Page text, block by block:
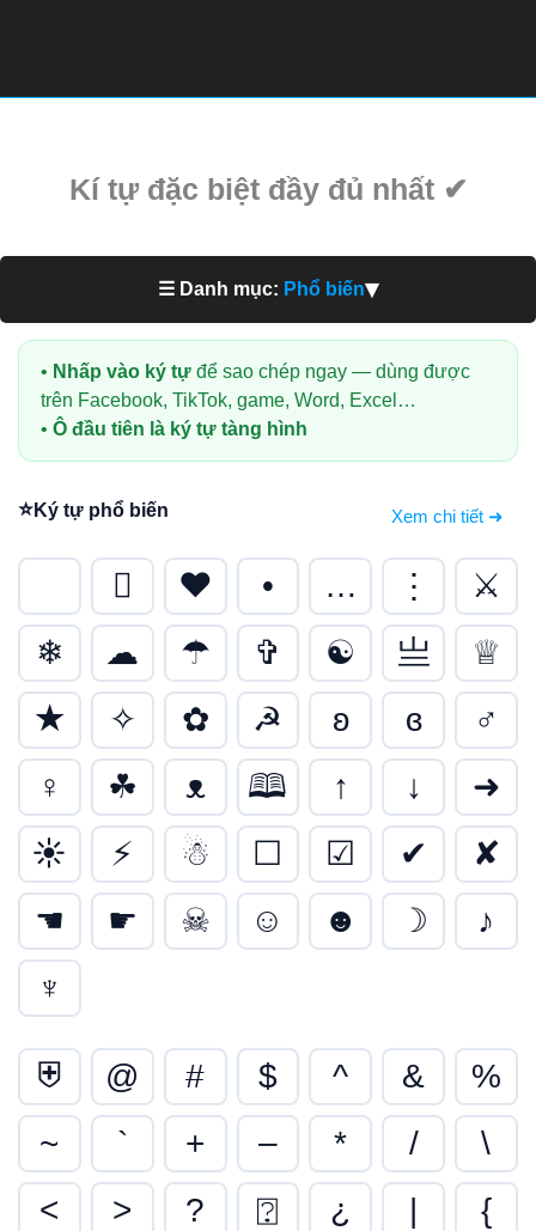
Kí tự đặc biệt đầy đủ nhất ✔
☰ Danh mục: Phổ biến▾
• Nhấp vào ký tự để sao chép ngay — dùng được
trên Facebook, TikTok, game, Word, Excel…
• Ô đầu tiên là ký tự tàng hình
⭐Ký tự phổ biến Xem chi tiết ➜
 ❤ • … ⋮
⚔
❄
☁ ☂ ✞ ☯ 亗
♕
★
✧ ✿ ☭ ʚ ɞ
♂
♀
☘ ᴥ 🕮 ↑ ↓
➜
☀
⚡ ☃ ☐ ☑ ✔
✘
☚
☛ ☠ ☺ ☻ ☽
♪
♆
⛨ @ # $ ^ &
%
~
` + – * /
\
<
> ? ⍰ ¿
{